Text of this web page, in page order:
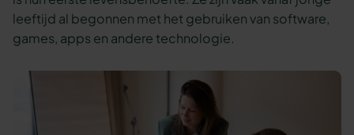
leeftijd al begonnen met het gebruiken van software,
games, apps en andere technologie.